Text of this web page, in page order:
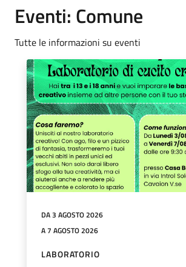
Eventi: Comune
Tutte le informazioni su eventi
DA 3 AGOSTO 2026
A 7 AGOSTO 2026
LABORATORIO